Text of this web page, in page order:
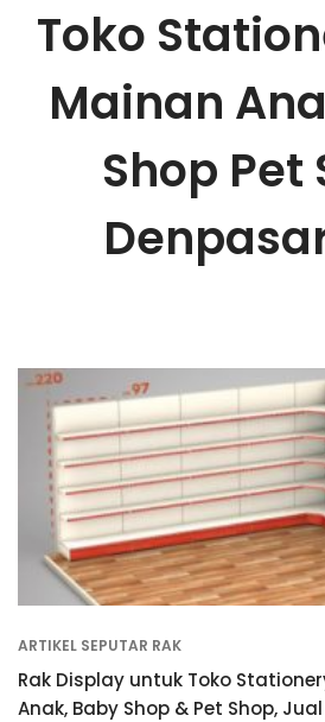
Toko
Mainan
Shop Pet
ARTIKEL SEPUTAR RAK
Rak Display untuk Toko
Anak, Baby Shop & Pet Shop,